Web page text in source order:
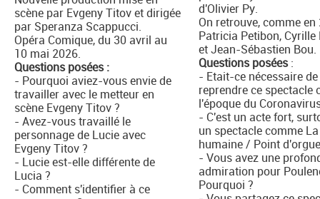
scène par Evgeny Titov et dirigée
par Speranza Scappucci.
Opéra Comique, du 30 avril au
10 mai 2026.
Questions posées :
- Pourquoi aviez-vous envie de
travailler avec le metteur en
scène Evgeny Titov ?
- Avez-vous travaillé le
personnage de Lucie avec
Evgeny Titov ?
- Lucie est-elle différente de
Lucia ?
- Comment s'identifier à ce
d'Olivier Py.
On retrouve, comme en
Patricia Petibon, Cyrille
et Jean-Sébastien Bou.
Questions posées:
- Etait-ce nécessaire de
reprendre ce spectacle
l'époque du
- C'est un acte fort,
un spectacle comme
humaine / Point
- Vous avez une
admiration pour
Pourquoi ?